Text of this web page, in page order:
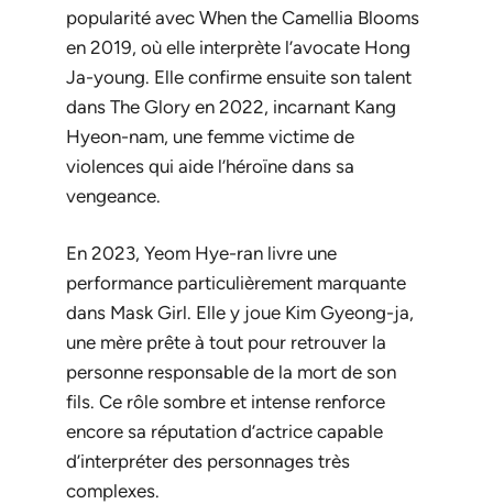
popularité avec When the Camellia Blooms
en 2019, où elle interprète l’avocate Hong
Ja-young. Elle confirme ensuite son talent
dans The Glory en 2022, incarnant Kang
Hyeon-nam, une femme victime de
violences qui aide l’héroïne dans sa
vengeance.
En 2023, Yeom Hye-ran livre une
performance particulièrement marquante
dans Mask Girl. Elle y joue Kim Gyeong-ja,
une mère prête à tout pour retrouver la
personne responsable de la mort de son
fils. Ce rôle sombre et intense renforce
encore sa réputation d’actrice capable
d’interpréter des personnages très
complexes.